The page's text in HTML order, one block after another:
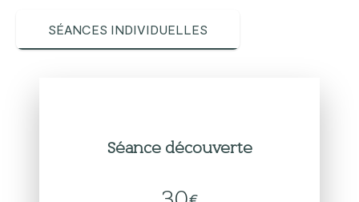
SÉANCES INDIVIDUELLES
Séance découverte